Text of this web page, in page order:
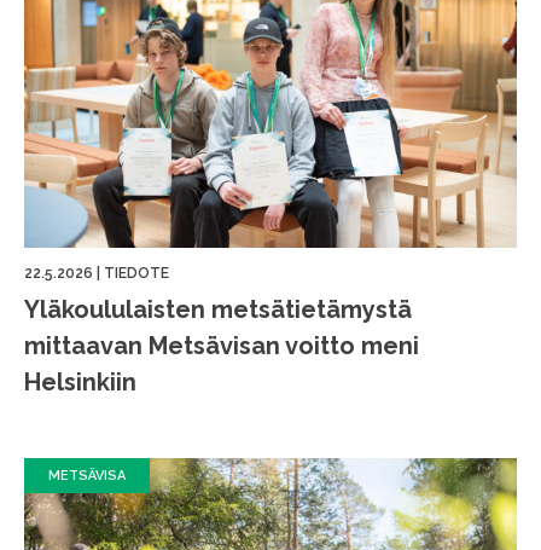
22.5.2026 TIEDOTE
Yläkoululaisten metsätietämystä
mittaavan Metsävisan voitto meni
Helsinkiin
METSÄVISA